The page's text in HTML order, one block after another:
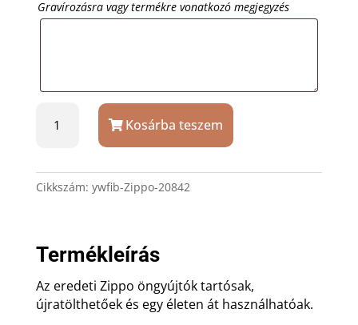
Gravírozásra vagy termékre vonatkozó megjegyzés
20842
ajándék
Kosárba teszem
Cikkszám: ywfib-Zippo-20842
Termékleírás
Az eredeti Zippo öngyújtók tartósak,
újratölthetőek és egy életen át használhatóak.